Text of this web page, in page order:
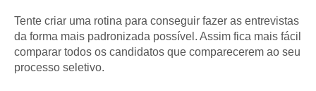
Tente criar uma rotina para conseguir fazer as entrevistas
da forma mais padronizada possível. Assim fica mais fácil
comparar todos os candidatos que comparecerem ao seu
processo seletivo.